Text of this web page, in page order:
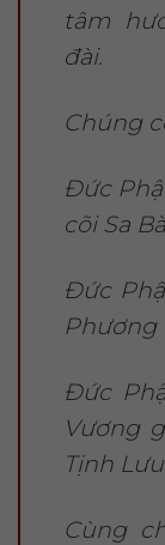
tâm
đài.
Chúng
Đức
cõi Sa Bà
Đức
Phương
Đức
Vương
Tịnh
Cùng